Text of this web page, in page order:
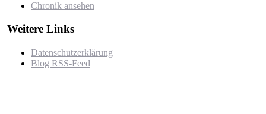
Chronik ansehen
Weitere Links
Datenschutzerklärung
Blog RSS-Feed